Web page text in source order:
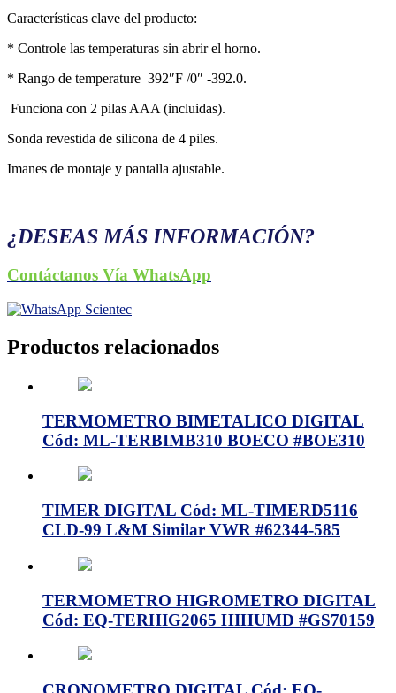
Características clave del producto:
* Controle las temperaturas sin abrir el horno.
* Rango de temperature 392″F /0″ -392.0.
Funciona con 2 pilas AAA (incluidas).
Sonda revestida de silicona de 4 piles.
Imanes de montaje y pantalla ajustable.
¿DESEAS MÁS INFORMACIÓN?
Contáctanos Vía WhatsApp
Productos relacionados
TERMOMETRO BIMETALICO DIGITAL
Cód: ML-TERBIMB310 BOECO #BOE310
TIMER DIGITAL Cód: ML-TIMERD5116
CLD-99 L&M Similar VWR #62344-585
TERMOMETRO HIGROMETRO DIGITAL
Cód: EQ-TERHIG2065 HIHUMD #GS70159